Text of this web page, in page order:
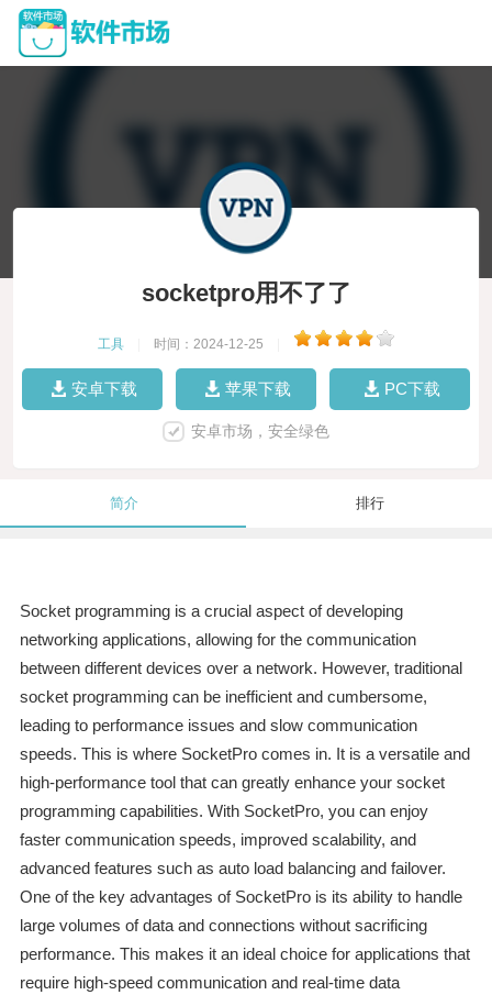
socketpro用不了了
工具 时间：2024-12-25
安卓下载 苹果下载 PC下载
安卓市场，安全绿色
简介 排行
Socket programming is a crucial aspect of developing
networking applications, allowing for the communication
between different devices over a network. However, traditional
socket programming can be inefficient and cumbersome,
leading to performance issues and slow communication
speeds. This is where SocketPro comes in. It is a versatile and
high-performance tool that can greatly enhance your socket
programming capabilities. With SocketPro, you can enjoy
faster communication speeds, improved scalability, and
advanced features such as auto load balancing and failover.
One of the key advantages of SocketPro is its ability to handle
large volumes of data and connections without sacrificing
performance. This makes it an ideal choice for applications that
require high-speed communication and real-time data